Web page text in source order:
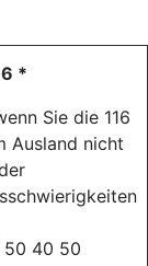
*
Sie die 116
Ausland nicht
40 50